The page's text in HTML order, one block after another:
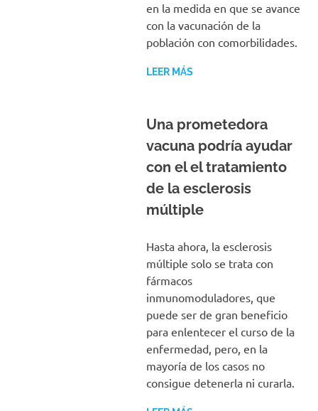
en la medida en que se avance
con la vacunación de la
población con comorbilidades.
LEER MÁS
Una prometedora
vacuna podría ayudar
con el el tratamiento
de la esclerosis
múltiple
Hasta ahora, la esclerosis
múltiple solo se trata con
fármacos
inmunomoduladores, que
puede ser de gran beneficio
para enlentecer el curso de la
enfermedad, pero, en la
mayoría de los casos no
consigue detenerla ni curarla.